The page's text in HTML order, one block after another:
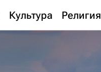
Культура Религия